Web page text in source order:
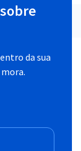
da sua